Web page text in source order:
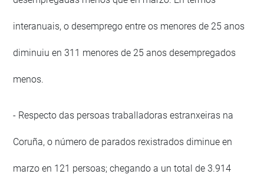
interanuais, o desemprego entre os menores de 25 anos
diminuiu en 311 menores de 25 anos desempregados
menos.
- Respecto das persoas traballadoras estranxeiras na
Coruña, o número de parados rexistrados diminue en
marzo en 121 persoas; chegando a un total de 3.914